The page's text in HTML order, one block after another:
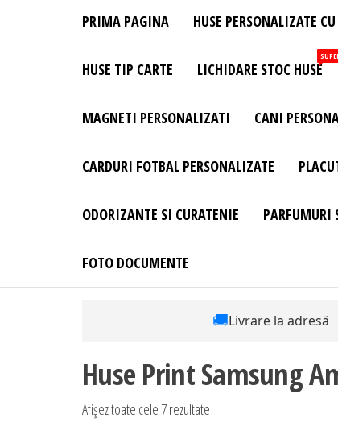
Site Oficial .
Huse
Personalizate
Personalizate
Telefon –
– Accesorii
PRIMA PAGINA HUSE PERSONALIZATE
HUSE TIP CARTE LICHIDARE STOC HUSE
MAGNETI PERSONALIZATI CANI
CARDURI FOTBAL PERSONALIZATE
ODORIZANTE SI CURATENIE PARFUMURI
FOTO DOCUMENTE
🚚Livrare la adresă
Huse Print Samsung
Afișez toate cele 7 rezultate